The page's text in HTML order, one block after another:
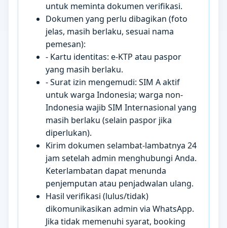
untuk meminta dokumen verifikasi.
Dokumen yang perlu dibagikan (foto
jelas, masih berlaku, sesuai nama
pemesan):
- Kartu identitas: e-KTP atau paspor
yang masih berlaku.
- Surat izin mengemudi: SIM A aktif
untuk warga Indonesia; warga non-
Indonesia wajib SIM Internasional yang
masih berlaku (selain paspor jika
diperlukan).
Kirim dokumen selambat-lambatnya 24
jam setelah admin menghubungi Anda.
Keterlambatan dapat menunda
penjemputan atau penjadwalan ulang.
Hasil verifikasi (lulus/tidak)
dikomunikasikan admin via WhatsApp.
Jika tidak memenuhi syarat, booking